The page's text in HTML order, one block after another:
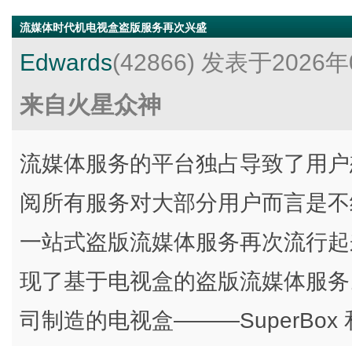
流媒体时代机电视盒盗版服务再次兴盛
Edwards(42866) 发表于2026
来自火星众神
流媒体服务的平台独占导致了用
阅所有服务对大部分用户而言是
一站式盗版流媒体服务再次流行
现了基于电视盒的盗版流媒体服
司制造的电视盒———SuperBox